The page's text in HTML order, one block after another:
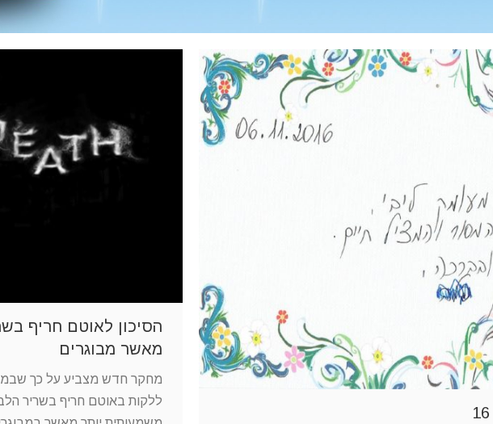
הסיכון לאוטם חריף
מאשר מבוגרים
ללקות באוטם חריף בשריר